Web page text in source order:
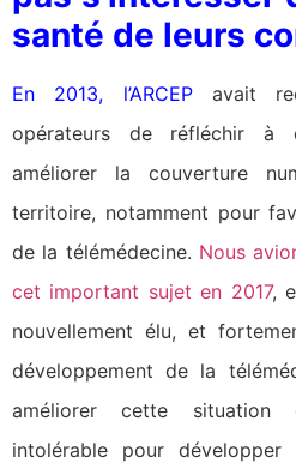
santé de leurs
En 2013, l’ARCEPavait
opérateurs de réfléchir à
améliorer la couverture
territoire, notamment pour
de la télémédecine. Nous
cet important sujet en 2017,
nouvellement élu, et
développement de la
améliorer cette situation
intolérable pour